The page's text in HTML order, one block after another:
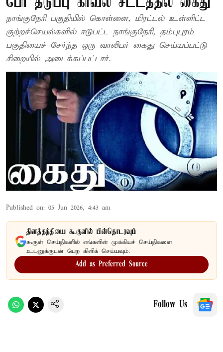
நாங்குநேரி பகுதியில் கொள்ளை, மிரட்டல் உள்ளிட்ட
குற்றச்செயல்களில் ஈடுபட்ட நாங்குநேரி, தம்புபுரம்
பகுதியைச் சேர்ந்த ஒரு வாலிபர் கைது செய்யப்பட்டு
சிறையில் அடைக்கப்பட்டார்.
Published on: 05 Jun 2026, 4:43 am
தினத்தந்தியை கூகுளில் பின்தொடரவும்
கூகுள் செய்திகளில் எங்களின் முக்கியச் செய்திகளை
உடனுக்குடன் பெற கிளிக் செய்யவும்.
Add as Preferred Source
Follow Us